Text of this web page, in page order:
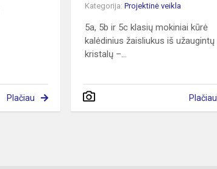
Plačiau
Kategorija:Projektinė veikla
5a, 5b ir 5c klasių mokiniai kūrė
kalėdinius žaisliukus iš užaugintų
kristalų –...
Plačiau